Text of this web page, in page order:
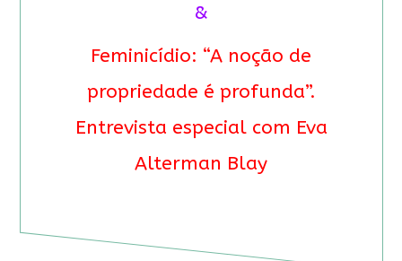
&
Feminicídio: “A noção de
propriedade é profunda”.
Entrevista especial com Eva
Alterman Blay